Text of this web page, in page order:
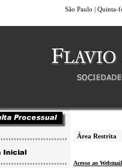
São Paulo |
Área Restrita
Acesso ao Webmail